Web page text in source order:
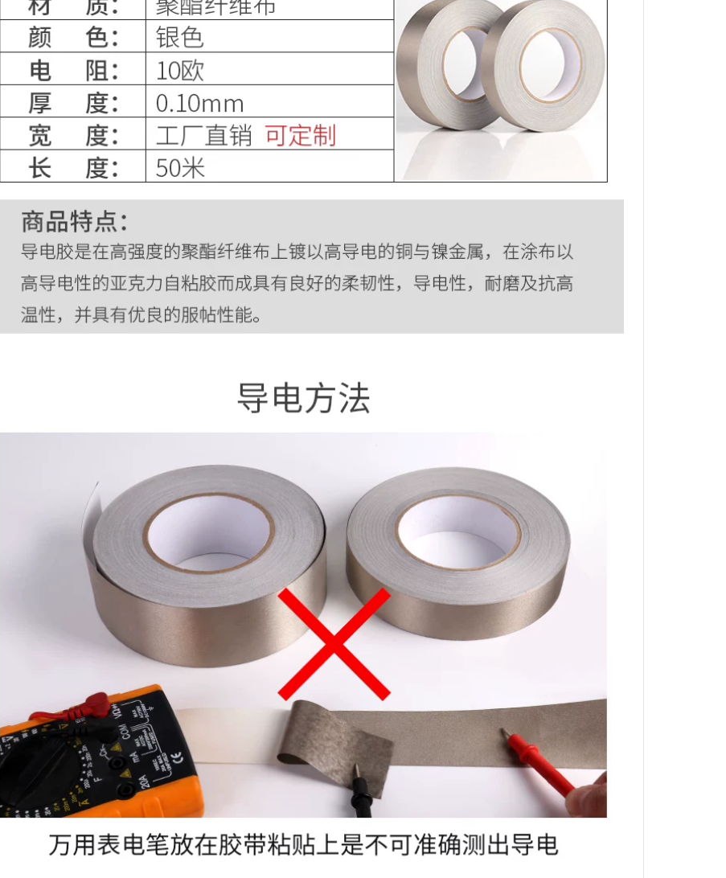
thuật hỗ trợ với
vách kính siêu
mỏng trong suốt
mạnh mẽ cố định ô
tô ETC chịu nhiệt độ
cao Khe cắm thẻ có
độ nhớt cao hai mặt
dày 0,1MM băng
keo 3m 2 mặt
220,000
Nhà máy sản xuất
thùng carton Miller
Qi Tấm in Băng hai
nhớt cao Vải kết
dính mạnh Tấm
nhựa dán Tấm cao
su Tấm linh hoạt
Chất liệu gỗ Thủy
tinh Tấm nền vải
nhựa Băng đặc biệt
không có dấu băng
dính 2 mặt dán
tường
405,000
Băng keo hai mặt
Miloqi, nhà máy sản
xuất thùng carton,
nhựa dẻo đặc biệt
để in và dán, keo
dán hai mặt gốc vải
mạnh và có độ dẻo
cao, keo dán nhạy
cảm với áp lực,
thùng carton, vải
dính, mối nối thảm,
vải dán tường cố
định, giấy dán
tường băng keo 3m
2 mặt
EVA hai mặt mạnh
mẽ độ dẻo cao cố
định tường văn
phòng cung cấp
bảng KT trắng bảng
quảng cáo xốp
khung ảnh gương
keo dán tường dày
Nút băng dính dẫn
Benyida điều khiển
từ xa điện thoại di
động sửa chữa màn
hình cảm ứng băng
nhiễu che chắn cách
Băng keo đồng dẫn
điện đôi Benyida
chịu nhiệt độ cao tín
hiệu điện thoại di
động tăng cường
bảng mạch điện tử
che chắn băng keo
hai mặt dẫn điện
bằng đồng nguyên
chất tự dính chiều
rộng 1-2-3-4-5-10cm
50 mét, độ dày
0,1mm băng keo
Băng keo nhôm dày
chịu nhiệt độ cao
niêm phong đường
thấm nước phạm vi
máy hút mùi băng
keo bẫy rò rỉ băng
băng keo gia dụng
đun nước nóng tự
dính chống thấm và
225,000
Băng keo lá nhôm
gia cường, chỉ sợi da
bò, lá nhôm cách
nhiệt gia cường, bảo
ôn ống gió điều hòa,
dày 20/50 mét băng
keo bạc chịu nhiệt
191,000
Băng dính lá đồng
hai mặt dẫn điện
Băng dính dẫn điện
hai mặt bằng đồng